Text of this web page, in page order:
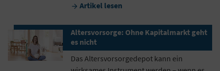
 Artikel lesen
Altersvorsorge: Ohne Kapitalmarkt geht
es nicht
Das Altersvorsorgedepot kann ein